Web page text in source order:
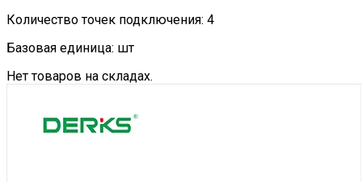
Количество точек подключения: 4
Базовая единица: шт
Нет товаров на складах.